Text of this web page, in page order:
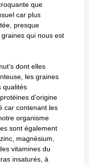
que
car plus
presque
qui nous est
dont elles
les graines
qualités
d’origine
car contenant les
organisme
sont également
magnésium,
vitamines du
insaturés, à